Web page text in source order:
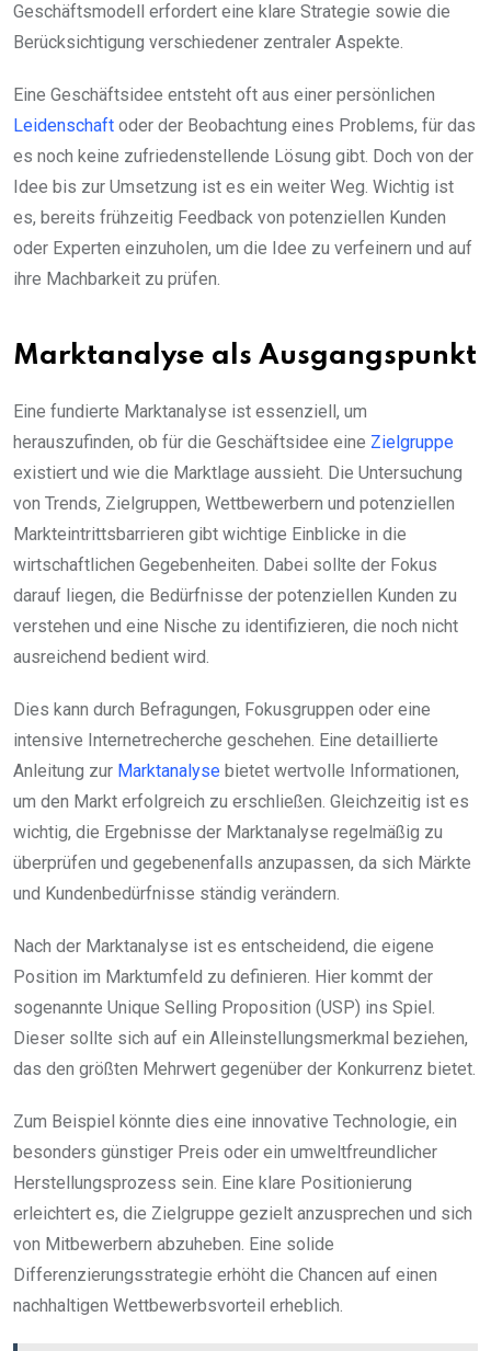
Geschäftsmodell erfordert eine klare Strategie sowie die
Berücksichtigung verschiedener zentraler Aspekte.
Eine Geschäftsidee entsteht oft aus einer persönlichen
Leidenschaft oder der Beobachtung eines Problems, für das
es noch keine zufriedenstellende Lösung gibt. Doch von der
Idee bis zur Umsetzung ist es ein weiter Weg. Wichtig ist
es, bereits frühzeitig Feedback von potenziellen Kunden
oder Experten einzuholen, um die Idee zu verfeinern und auf
ihre Machbarkeit zu prüfen.
Marktanalyse als Ausgangspunkt
Eine fundierte Marktanalyse ist essenziell, um
herauszufinden, ob für die Geschäftsidee eine Zielgruppe
existiert und wie die Marktlage aussieht. Die Untersuchung
von Trends, Zielgruppen, Wettbewerbern und potenziellen
Markteintrittsbarrieren gibt wichtige Einblicke in die
wirtschaftlichen Gegebenheiten. Dabei sollte der Fokus
darauf liegen, die Bedürfnisse der potenziellen Kunden zu
verstehen und eine Nische zu identifizieren, die noch nicht
ausreichend bedient wird.
Dies kann durch Befragungen, Fokusgruppen oder eine
intensive Internetrecherche geschehen. Eine detaillierte
Anleitung zur Marktanalyse bietet wertvolle Informationen,
um den Markt erfolgreich zu erschließen. Gleichzeitig ist es
wichtig, die Ergebnisse der Marktanalyse regelmäßig zu
überprüfen und gegebenenfalls anzupassen, da sich Märkte
und Kundenbedürfnisse ständig verändern.
Nach der Marktanalyse ist es entscheidend, die eigene
Position im Marktumfeld zu definieren. Hier kommt der
sogenannte Unique Selling Proposition (USP) ins Spiel.
Dieser sollte sich auf ein Alleinstellungsmerkmal beziehen,
das den größten Mehrwert gegenüber der Konkurrenz bietet.
Zum Beispiel könnte dies eine innovative Technologie, ein
besonders günstiger Preis oder ein umweltfreundlicher
Herstellungsprozess sein. Eine klare Positionierung
erleichtert es, die Zielgruppe gezielt anzusprechen und sich
von Mitbewerbern abzuheben. Eine solide
Differenzierungsstrategie erhöht die Chancen auf einen
nachhaltigen Wettbewerbsvorteil erheblich.